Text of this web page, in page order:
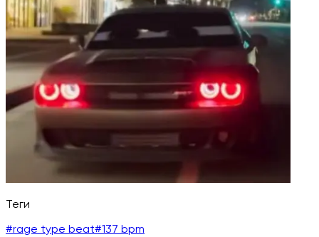
Теги
#rage type beat#137 bpm